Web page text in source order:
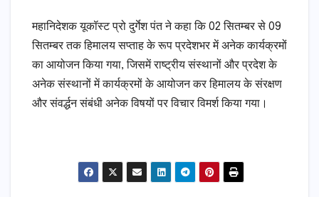
महानिदेशक यूकॉस्ट प्रो दुर्गेश पंत ने कहा कि 02 सितम्बर से 09
सितम्बर तक हिमालय सप्ताह के रूप प्रदेशभर में अनेक कार्यक्रमों
का आयोजन किया गया, जिसमें राष्ट्रीय संस्थानों और प्रदेश के
अनेक संस्थानों में कार्यक्रमों के आयोजन कर हिमालय के संरक्षण
और संवर्द्धन संबंधी अनेक विषयों पर विचार विमर्श किया गया।